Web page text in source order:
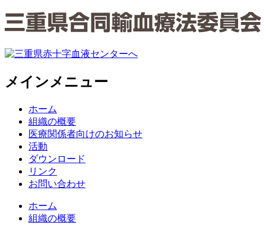
メインメニュー
ホーム
組織の概要
医療関係者向けのお知らせ
活動
ダウンロード
リンク
お問い合わせ
ホーム
組織の概要